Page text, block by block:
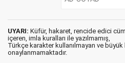
UYARI: Küfür, hakaret, rencide edici
içeren, imla kuralları ile yazılmamış,
Türkçe karakter kullanılmayan ve büyük
onaylanmamaktadır.